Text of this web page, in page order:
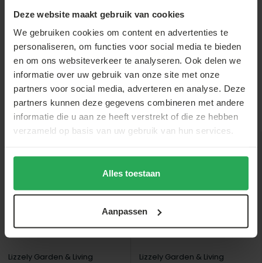
Deze website maakt gebruik van cookies
We gebruiken cookies om content en advertenties te
personaliseren, om functies voor social media te bieden
en om ons websiteverkeer te analyseren. Ook delen we
informatie over uw gebruik van onze site met onze
partners voor social media, adverteren en analyse. Deze
partners kunnen deze gegevens combineren met andere
informatie die u aan ze heeft verstrekt of die ze hebben
verzameld op basis van uw gebruik van hun services.
Alles toestaan
Aanpassen
€2,- €27,-
€39,-
Anderen bekeken ook
Lizzely Garden & Living Lizzely Garden & Living